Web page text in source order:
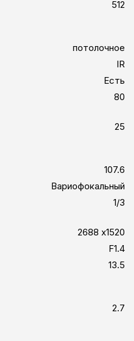
512
потолочное
IR
Есть
80
25
107.6
Вариофокальный
1/3
2688 х1520
F1.4
13.5
2.7